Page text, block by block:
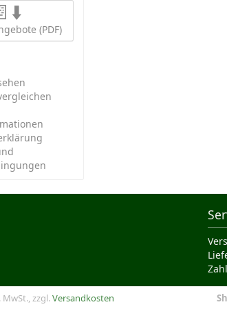
(PDF)
MwSt., zzgl.Versandkosten